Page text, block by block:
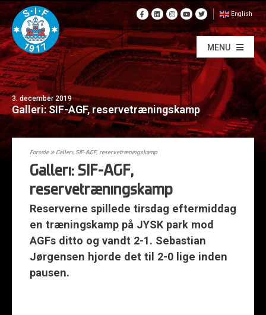
English
MENU
3. december 2019
Galleri: SIF-AGF, reservetræningskamp
Forside» Galleri: SIF-AGF, reservetræningskamp
Galleri: SIF-AGF,
reservetræningskamp
Reserverne spillede tirsdag eftermiddag
en træningskamp på JYSK park mod
AGFs ditto og vandt 2-1. Sebastian
Jørgensen hjorde det til 2-0 lige inden
pausen.